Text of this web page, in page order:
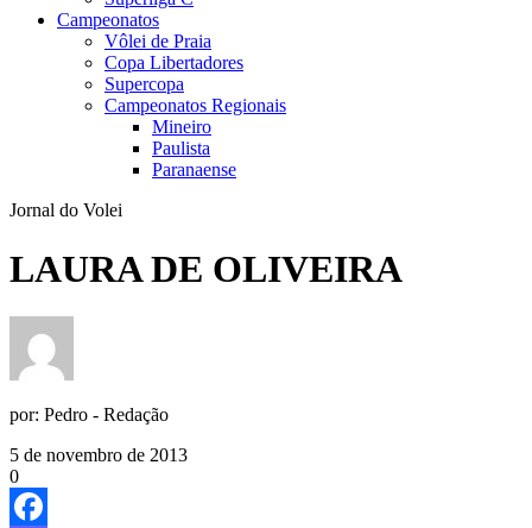
Campeonatos
Vôlei de Praia
Copa Libertadores
Supercopa
Campeonatos Regionais
Mineiro
Paulista
Paranaense
Jornal do Volei
LAURA DE OLIVEIRA
por: Pedro - Redação
5 de novembro de 2013
0